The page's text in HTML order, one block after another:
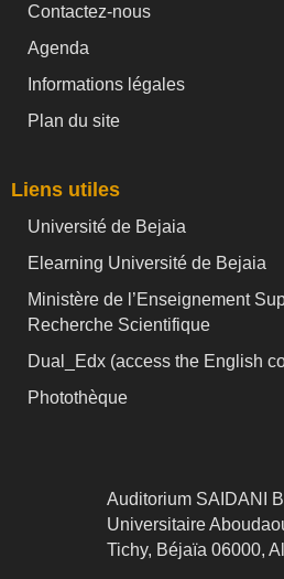
Contactez-nous
Agenda
Informations légales
Plan du site
Liens utiles
Université de Bejaia
Elearning Université de Bejaia
Ministère de l’Enseignement
Recherche Scientifique
Dual_Edx (access the English
Photothèque
Auditorium SAIDANI
Universitaire
Tichy, Béjaïa 06000,